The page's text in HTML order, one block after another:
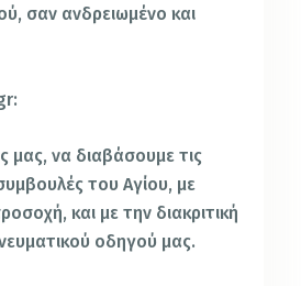
σαν ανδρειωμένο και
μας, να διαβάσουμε τις
του Αγίου, με
και με την διακριτική
οδηγού μας.